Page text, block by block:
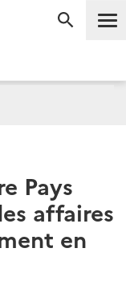
Pays
affaires
en